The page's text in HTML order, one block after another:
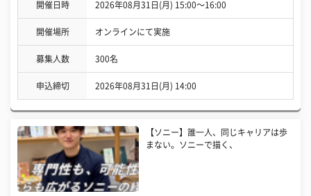
開催日時 2026年08月31日(月) 15:00〜16:00
開催場所 オンラインにて実施
募集人数 300名
申込締切 2026年08月31日(月) 14:00
【ソニー】誰一人、同じキャリアは歩
まない。ソニーで描く、